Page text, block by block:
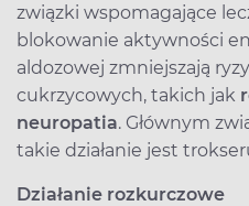
związki wspomagające
blokowanie aktywności
aldozowej zmniejszają
cukrzycowych, takich jak
neuropatia. Głównym
takie działanie jest
Działanie rozkurczowe